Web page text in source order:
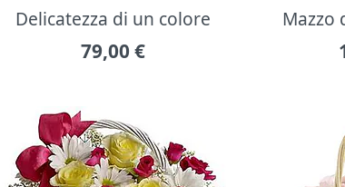
Delicatezza di un colore
79,00 €
Mazzo